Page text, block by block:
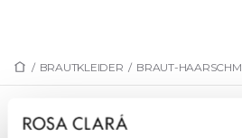
/ BRAUTKLEIDER / BRAUT-
31T50CORO00